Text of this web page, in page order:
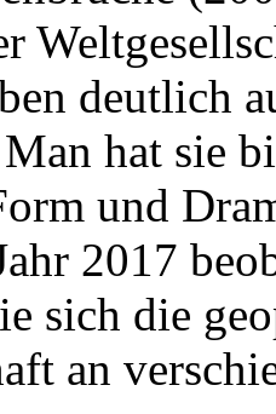
deutlich
hat sie
und
2017
sich die
an